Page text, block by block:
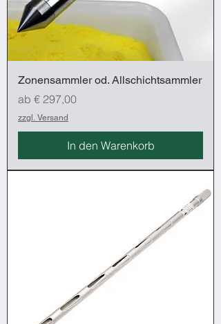
Zonensammler od. Allschichtsammler
ab € 297,00
Sale-Preis
zzgl. Versand
In den Warenkorb